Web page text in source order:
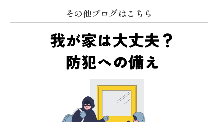
その他ブログはこちら